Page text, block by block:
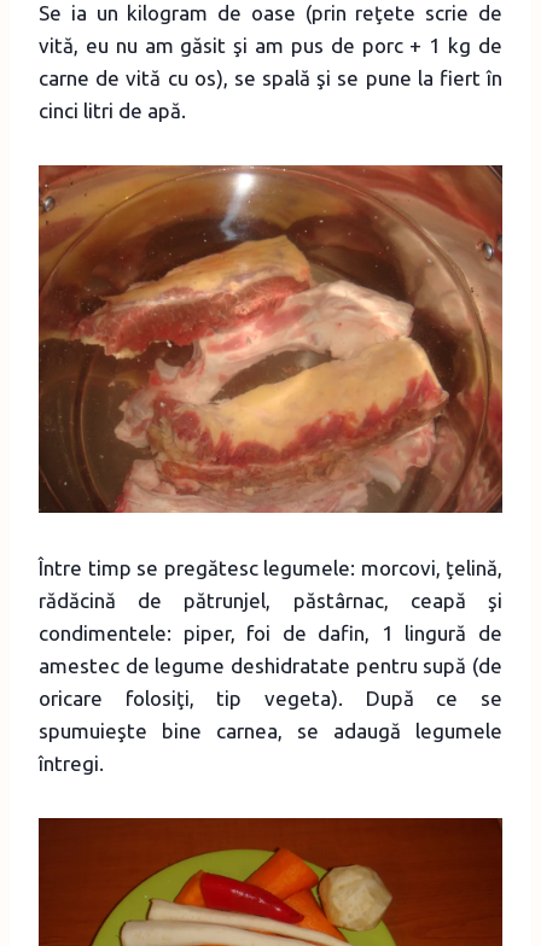
Se ia un kilogram de oase (prin reţete scrie de
vită, eu nu am găsit şi am pus de porc + 1 kg de
carne de vită cu os), se spală şi se pune la fiert în
cinci litri de apă.
Între timp se pregătesc legumele: morcovi, ţelină,
rădăcină de pătrunjel, păstârnac, ceapă şi
condimentele: piper, foi de dafin, 1 lingură de
amestec de legume deshidratate pentru supă (de
oricare folosiţi, tip vegeta). După ce se
spumuieşte bine carnea, se adaugă legumele
întregi.